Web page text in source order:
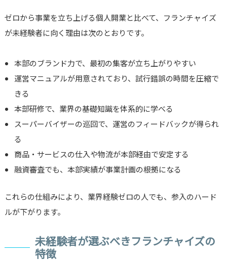
ゼロから事業を立ち上げる個人開業と比べて、フランチャイズ
が未経験者に向く理由は次のとおりです。
本部のブランド力で、最初の集客が立ち上がりやすい
運営マニュアルが用意されており、試行錯誤の時間を圧縮で
きる
本部研修で、業界の基礎知識を体系的に学べる
スーパーバイザーの巡回で、運営のフィードバックが得られ
る
商品・サービスの仕入や物流が本部経由で安定する
融資審査でも、本部実績が事業計画の根拠になる
これらの仕組みにより、業界経験ゼロの人でも、参入のハード
ルが下がります。
未経験者が選ぶべきフランチャイズの
特徴